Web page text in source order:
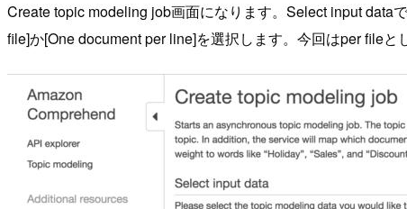
Create topic modeling job画面になります。Select input data
file]か[One document per line]を選択します。今回はper fileと